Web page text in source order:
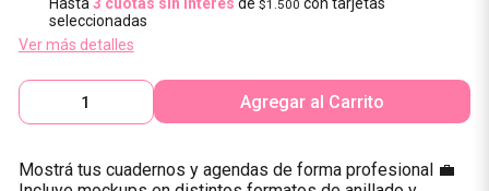
Hasta3 cuotas sin interés de $1.500 con tarjetas
seleccionadas
Ver más detalles
Agregar al Carrito
Mostrá tus cuadernos y agendas de forma profesional 💼